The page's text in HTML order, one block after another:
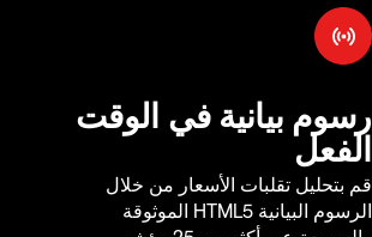
رسوم بيانية في الوقت
الفعل
قم بتحليل تقلبات الأسعار من خلال
الرسوم البيانية HTML5 الموثوقة